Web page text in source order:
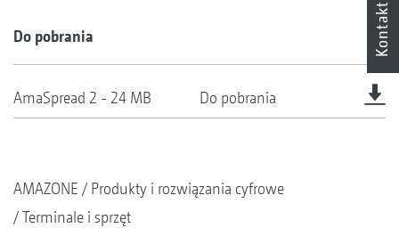
Do pobrania
AmaSpread 2 - 24 MB Do pobrania
AMAZONE
Produkty i rozwiązania cyfrowe
Terminale i sprzęt
Kontakt